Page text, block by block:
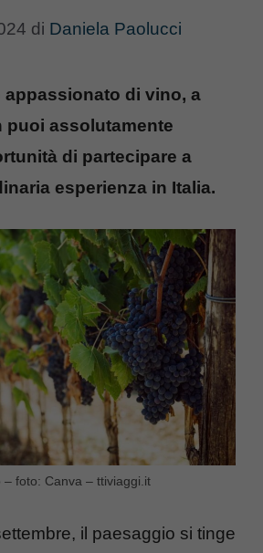
di Daniela Paolucci
appassionato di vino, a
puoi assolutamente
di partecipare a
esperienza in Italia.
foto: Canva – ttiviaggi.it
il paesaggio si tinge